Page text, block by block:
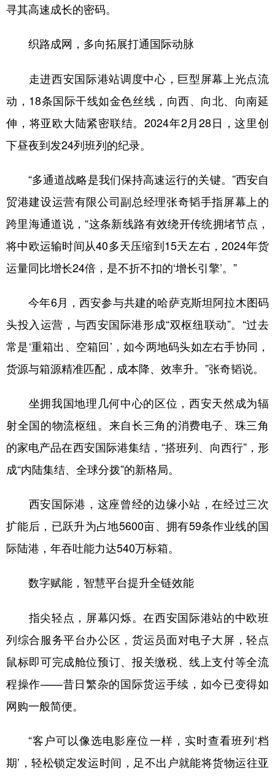
寻其高速成长的密码。
织路成网，多向拓展打通国际动脉
走进西安国际港站调度中心，巨型屏幕上光点流
动，18条国际干线如金色丝线，向西、向北、向南延
伸，将亚欧大陆紧密联结。2024年2月28日，这里创
下昼夜到发24列班列的纪录。
“多通道战略是我们保持高速运行的关键。”西安自
贸港建设运营有限公司副总经理张奇韬手指屏幕上的
跨里海通道说，“这条新线路有效绕开传统拥堵节点，
将中欧运输时间从40多天压缩到15天左右，2024年货
运量同比增长24倍，是不折不扣的‘增长引擎’。”
今年6月，西安参与共建的哈萨克斯坦阿拉木图码
头投入运营，与西安国际港形成“双枢纽联动”。“过去
常是‘重箱出、空箱回’，如今两地码头如左右手协同，
货源与箱源精准匹配，成本降、效率升。”张奇韬说。
坐拥我国地理几何中心的区位，西安天然成为辐
射全国的物流枢纽。来自长三角的消费电子、珠三角
的家电产品在西安国际港集结，“搭班列、向西行”，形
成“内陆集结、全球分拨”的新格局。
西安国际港，这座曾经的边缘小站，在经过三次
扩能后，已跃升为占地5600亩、拥有59条作业线的国
际陆港，年吞吐能力达540万标箱。
数字赋能，智慧平台提升全链效能
指尖轻点，屏幕闪烁。在西安国际港站的中欧班
列综合服务平台办公区，货运员面对电子大屏，轻点
鼠标即可完成舱位预订、报关缴税、线上支付等全流
程操作——昔日繁杂的国际货运手续，如今已变得如
网购一般简便。
“客户可以像选电影座位一样，实时查看班列‘档
期’，轻松锁定发运时间，足不出户就能将货物运往亚